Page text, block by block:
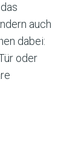
auch
dabei:
oder